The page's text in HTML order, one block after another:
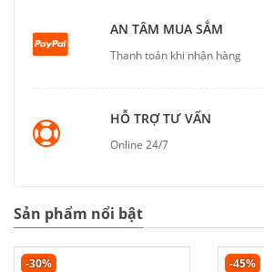
AN TÂM MUA SẮM
Thanh toán khi nhận hàng
HỖ TRỢ TƯ VẤN
Online 24/7
Sản phẩm nổi bật
-30% -45%